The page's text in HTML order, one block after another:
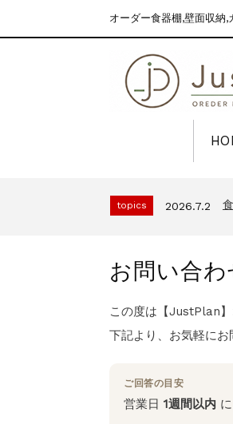
オーダー食器棚,壁面収納
topics 2026.7.2
news 2025.12.30
お問い合
この度は【JustPlan
下記より、お気軽にお
ご回答の目安
営業日 1週間以内